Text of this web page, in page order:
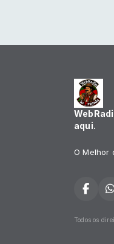
aqui.
O Melhor
Todos os